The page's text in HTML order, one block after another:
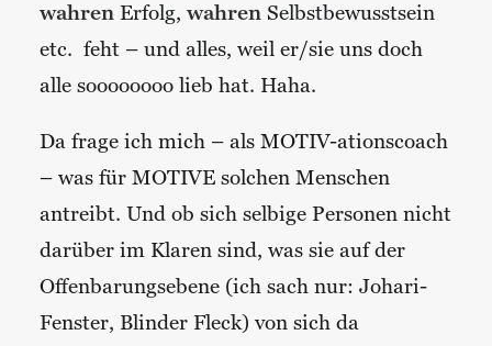
wahren Erfolg, wahren Selbstbewusstsein
etc. feht – und alles, weil er/sie uns doch
alle soooooooo lieb hat. Haha.
Da frage ich mich – als MOTIV-ationscoach
– was für MOTIVE solchen Menschen
antreibt. Und ob sich selbige Personen nicht
darüber im Klaren sind, was sie auf der
Offenbarungsebene (ich sach nur: Johari-
Fenster, Blinder Fleck) von sich da